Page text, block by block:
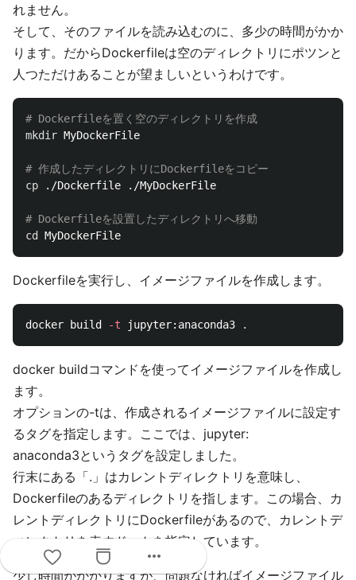
れません。
そして、そのファイルを読み込むのに、多少の時間がかか
ります。だからDockerfileは空のディレクトリにポツンと
人つただけあることが望ましいというわけです。
# Dockerfileを置く空のディレクトリを作成
mkdir MyDockerFile
# 作成したディレクトリにDockerfileをコピー
cp ./Dockerfile ./MyDockerFile
# Dockerfileを設置したディレクトリへ移動
cd
Dockerfileを実行し、イメージファイルを作成します。
docker build -t jupyter:anaconda3 .
docker buildコマンドを使ってイメージファイルを作成し
ます。
オプションの-tは、作成されるイメージファイルに設定す
るタグを指定します。ここでは、jupyter:
anaconda3というタグを設定しました。
行末にある「.」はカレントディレクトリを意味し、
Dockerfileのあるディレクトリを指します。この場合、カ
レントディレクトリにDockerfileがあるので、カレントデ
ィレクトリを表すドットを指定しています。
少し時間がかかりますが、問題なければイメージファイル
more_horiz